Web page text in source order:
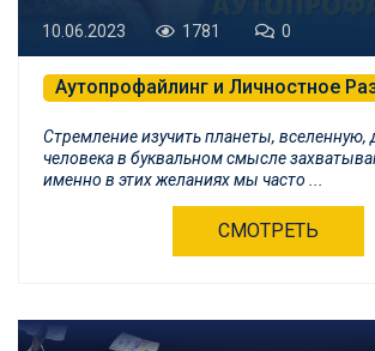
10.06.2023 1781 0
Стремление изучить планеты, вселенную,
человека в буквальном смысле
именно в этих желаниях мы часто ...
СМОТРЕТЬ